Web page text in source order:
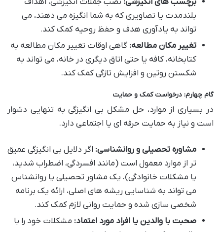
بلندمدت یا تصاویری که به شما انگیزه می دهند، می
تواند به یادآوری هدف و حفظ روحیه کمک کند.
تغییر مکان مطالعه: گاهی اوقات تغییر مکان مطالعه به
کتابخانه، کافه یا حتی اتاق دیگری در خانه، می تواند به
شکستن روتین و افزایش تازگی کمک کند.
گام چهارم: درخواست کمک و حمایت
در بسیاری از موارد، حل مشکل بی انگیزگی به تنهایی دشوار
است و نیاز به حمایت حرفه ای یا اجتماعی دارد.
مشاوره تحصیلی و روانشناسی: اگر دلایل بی انگیزگی عمیق
تر از موارد معمول است (مانند افسردگی، اضطراب شدید،
یا مشکلات خانوادگی)، یک مشاور تحصیلی یا روانشناس
می تواند به شناسایی ریشه های اصلی، ارائه یک برنامه
شخصی سازی شده و حمایت روانی لازم کمک کند.
صحبت با والدین یا افراد مورد اعتماد: مشکلات خود را با